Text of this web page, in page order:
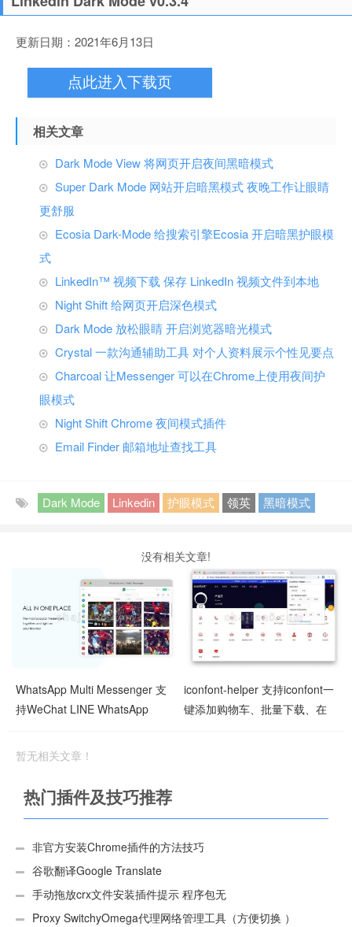
更新日期：2021年6月13日
点此进入下载页
相关文章
Dark Mode View 将网页开启夜间黑暗模式
Super Dark Mode 网站开启暗黑模式 夜晚工作让眼睛
更舒服
Ecosia Dark-Mode 给搜索引擎Ecosia 开启暗黑护眼模
式
LinkedIn™ 视频下载 保存 LinkedIn 视频文件到本地
Night Shift 给网页开启深色模式
Dark Mode 放松眼睛 开启浏览器暗光模式
Crystal 一款沟通辅助工具 对个人资料展示个性见要点
Charcoal 让Messenger 可以在Chrome上使用夜间护
眼模式
Night Shift Chrome 夜间模式插件
Email Finder 邮箱地址查找工具
Dark Mode Linkedin 护眼模式 领英 黑暗模式
没有相关文章!
WhatsApp Multi Messenger 支
持WeChat LINE WhatsApp
iconfont-helper 支持iconfont一
键添加购物车、批量下载、在
暂无相关文章！
热门插件及技巧推荐
非官方安装Chrome插件的方法技巧
谷歌翻译Google Translate
手动拖放crx文件安装插件提示 程序包无
效:“CEX_HEADER_INVALID”的解决办法
Proxy SwitchyOmega代理网络管理工具（方便切换 ）